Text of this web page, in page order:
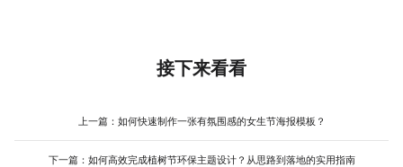
证标识（如消协合作单位）。为避免遗漏，可提前列出信息清单，
设计时逐一核对。美图设计室的模板已按场景分类，例如“维权指南”
条款位置，用户只需填充具体内容即可，减少因经验不足导致的信
接下来看看
上一篇： 如何快速制作一张有氛围感的女生节海报模板？
下一篇： 如何高效完成植树节环保主题设计？从思路到落地的实用指南